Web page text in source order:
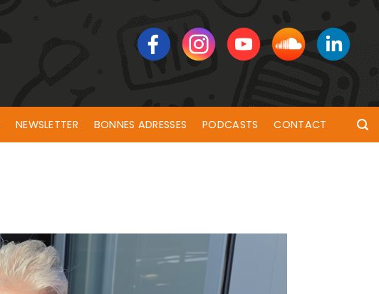
NEWSLETTER BONNES ADRESSES PODCASTS CONTACT